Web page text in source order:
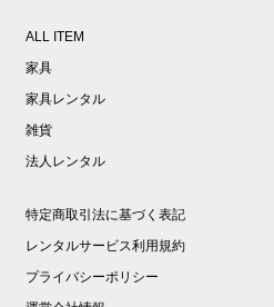
ALL ITEM
家具
家具レンタル
雑貨
法人レンタル
特定商取引法に基づく表記
レンタルサービス利用規約
プライバシーポリシー